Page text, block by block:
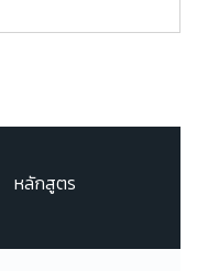
หลักสูตร